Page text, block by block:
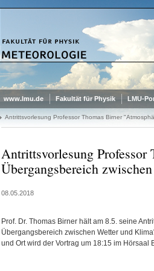
www.lmu.de Fakultät für Physik LMU-
Antrittsvorlesung Professor Thomas Birner
Antrittsvorlesung
Übergangsbereich
08.05.2018
Prof. Dr. Thomas Birner hält am 8.5. seine
Übergangsbereich zwischen Wetter und
und Ort wird der Vortrag um 18:15 im Hörsaal